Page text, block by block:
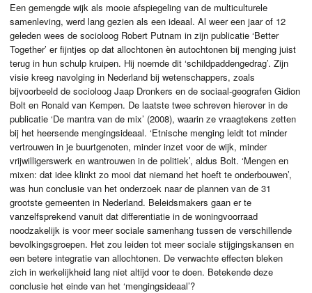
Een gemengde wijk als mooie afspiegeling van de multiculturele
samenleving, werd lang gezien als een ideaal. Al weer een jaar of 12
geleden wees de socioloog Robert Putnam in zijn publicatie ‘Better
Together’ er fijntjes op dat allochtonen èn autochtonen bij menging juist
terug in hun schulp kruipen. Hij noemde dit ‘schildpaddengedrag’. Zijn
visie kreeg navolging in Nederland bij wetenschappers, zoals
bijvoorbeeld de socioloog Jaap Dronkers en de sociaal-geografen Gidion
Bolt en Ronald van Kempen. De laatste twee schreven hierover in de
publicatie ‘De mantra van de mix’ (2008), waarin ze vraagtekens zetten
bij het heersende mengingsideaal. ‘Etnische menging leidt tot minder
vertrouwen in je buurtgenoten, minder inzet voor de wijk, minder
vrijwilligerswerk en wantrouwen in de politiek’, aldus Bolt. ‘Mengen en
mixen: dat idee klinkt zo mooi dat niemand het hoeft te onderbouwen’,
was hun conclusie van het onderzoek naar de plannen van de 31
grootste gemeenten in Nederland. Beleidsmakers gaan er te
vanzelfsprekend vanuit dat differentiatie in de woningvoorraad
noodzakelijk is voor meer sociale samenhang tussen de verschillende
bevolkingsgroepen. Het zou leiden tot meer sociale stijgingskansen en
een betere integratie van allochtonen. De verwachte effecten bleken
zich in werkelijkheid lang niet altijd voor te doen. Betekende deze
conclusie het einde van het ‘mengingsideaal’?